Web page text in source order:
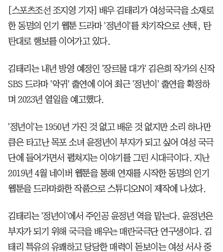
[스포츠조선 조지영 기자] 배우 김태리가 여성국극을 소재로
한 동명의 인기 웹툰 드라마 '정년이'를 차기작으로 선택, 탄
탄대로 행보를 이어가고 있다.
김태리는 내년 방영 예정인 '장르물 대가' 김은희 작가의 신작
SBS 드라마 '악귀' 출연에 이어 최근 '정년이' 출연을 확정하
며 2023년 열일을 예고했다.
'정년이'는 1950년 가진 것 없고 배운 것 없지만 소리 하나만
큼은 타고난 목포 소녀 윤정년이 부자가 되고 싶어 여성 국극
단에 들어가면서 펼쳐지는 이야기를 그린 시대극이다. 지난
2019년 4월 네이버 웹툰을 통해 연재를 시작한 동명의 인기
웹툰을 드라마화한 작품으로 스튜디오N이 제작에 나섰다.
김태리는 '정년이'에서 주인공 윤정년 역을 맡는다. 윤정년은
부자가 되기 위해 국극을 배우는 매란국극단 연구생이다. 김
태리 특유의 유쾌하고 당당한 매력이 돋보이는 여성 서사 중